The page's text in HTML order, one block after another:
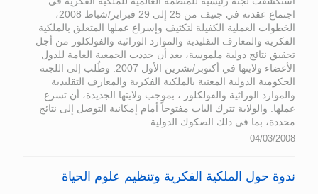
اجتماع عقدته في جنيف من 25 إلى 29 فبراير/شباط 2008،
الخطوات العملية الكفيلة لتكثيف وإسراع عملها المتعلق بالملكية
الفكرية والمعارف التقليدية والموارد الوراثية والفولكلور من أجل
تحقيق نتائج دولية ملموسة، بعد أن جددت الجمعية العامة للدول
الأعضاء ولايتها في أكتوبر/تشرين الأول 2007. وطُلب إلى اللجنة
الحكومية الدولية المعنية بالملكية الفكرية والمعارف التقليدية
والموارد الوراثية والفولكلور ، بموجب ولايتها الجديدة، أن تسرع
عملها. والولاية تترك الباب مفتوحاً أمام إمكانية التوصل إلى نتائج
محددة، بما في ذلك الصكوك الدولية.
04/03/2008
ندوة حول الملكية الفكرية وتنظيم علوم الحياة